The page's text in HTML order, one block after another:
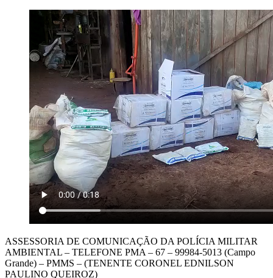
ASSESSORIA DE COMUNICAÇÃO DA POLÍCIA MILITAR
AMBIENTAL – TELEFONE PMA – 67 – 99984-5013 (Campo
Grande) – PMMS – (TENENTE CORONEL EDNILSON
PAULINO QUEIROZ)